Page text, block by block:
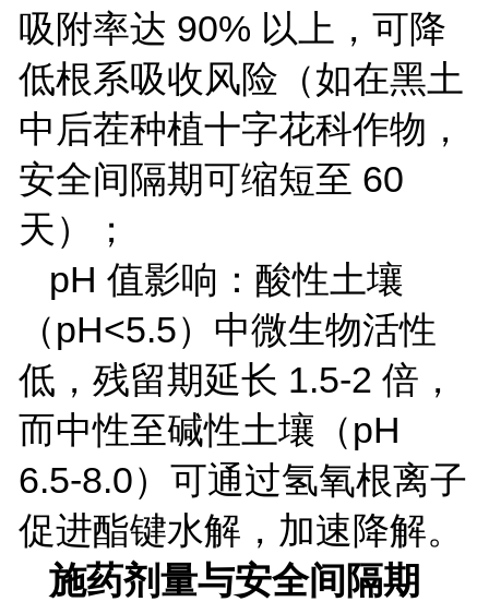
吸附率达 90% 以上，可降
低根系吸收风险（如在黑土
中后茬种植十字花科作物，
安全间隔期可缩短至 60
天）；
pH 值影响：酸性土壤
（pH<5.5）中微生物活性
低，残留期延长 1.5-2 倍，
而中性至碱性土壤（pH
6.5-8.0）可通过氢氧根离子
促进酯键水解，加速降解。
施药剂量与安全间隔期